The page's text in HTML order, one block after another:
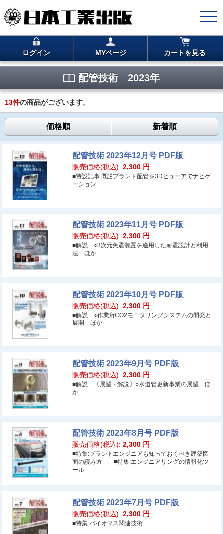
ログイン MYページ カートを見る
配管技術 2023年
13件の商品がございます。
価格順 新着順
配管技術 2023年12月号 PDF版
販売価格(税込): 2,300 円
■特設記事:既設プラント配管を3Dビューアでナビゲ
ーション
配管技術 2023年11月号 PDF版
販売価格(税込): 2,300 円
■解説 ○3次元免震装置を適用した耐震設計と利用
法 ほか
配管技術 2023年10月号 PDF版
販売価格(税込): 2,300 円
■解説 ○作業所CO2モニタリングシステムの開発と
展開 ほか
配管技術 2023年9月号 PDF版
販売価格(税込): 2,300 円
■解説 〔展望・解説〕○水道管更新事業の展望 ほ
か
配管技術 2023年8月号 PDF版
販売価格(税込): 2,300 円
■特集:プラントエンジニアも知っておくべき建築図
面の読み方 ■特集:エンジニアリングの情報化ツ
ール
配管技術 2023年7月号 PDF版
販売価格(税込): 2,300 円
■特集:バイオマス関連技術